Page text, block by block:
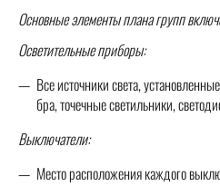
Основные элементы плана групп
Осветительные приборы:
Все источники света,
бра, точечные светильники,
Выключатели:
Место расположения каждого